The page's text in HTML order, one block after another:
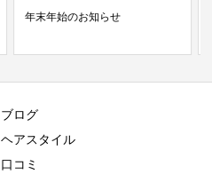
ブログ
ヘアスタイル
口コミ